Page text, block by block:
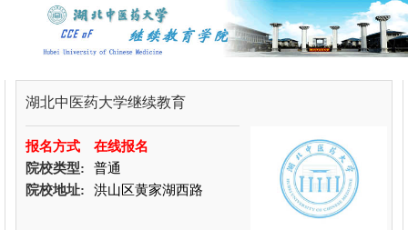
湖北中医药大学继续教育
报名方式
在线报名
院校类型:
普通
院校地址:
洪山区黄家湖西路